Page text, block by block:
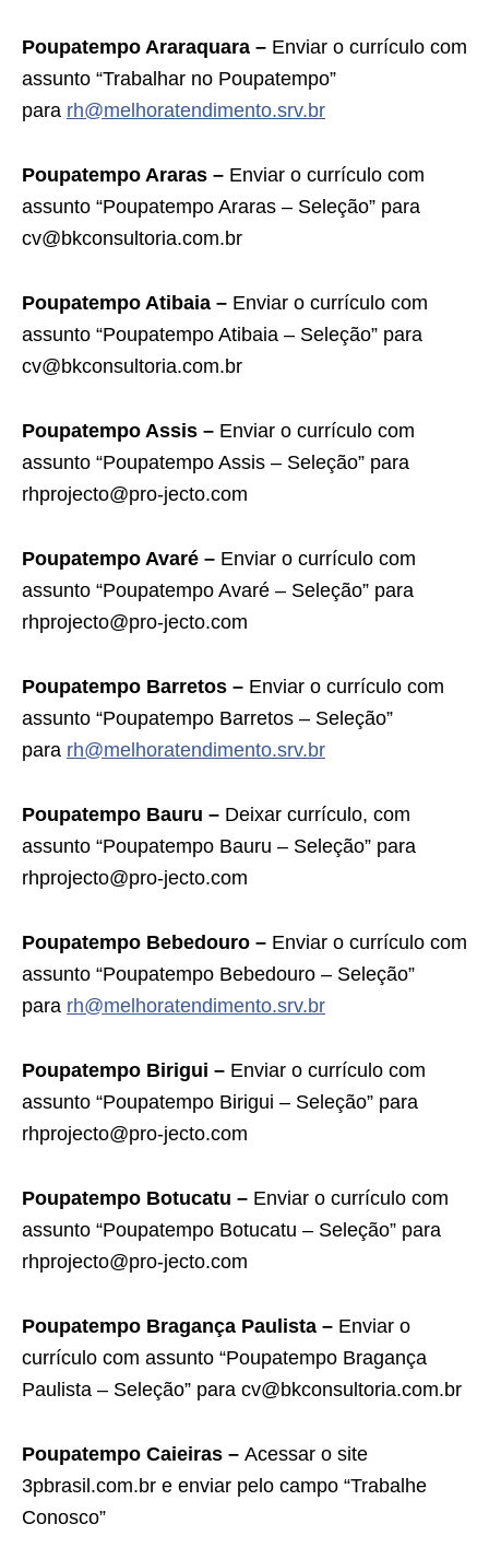
Poupatempo Araraquara – Enviar o currículo com
assunto “Trabalhar no Poupatempo”
para rh@melhoratendimento.srv.br
Poupatempo Araras – Enviar o currículo com
assunto “Poupatempo Araras – Seleção” para
cv@bkconsultoria.com.br
Poupatempo Atibaia – Enviar o currículo com
assunto “Poupatempo Atibaia – Seleção” para
cv@bkconsultoria.com.br
Poupatempo Assis – Enviar o currículo com
assunto “Poupatempo Assis – Seleção” para
rhprojecto@pro-jecto.com
Poupatempo Avaré – Enviar o currículo com
assunto “Poupatempo Avaré – Seleção” para
rhprojecto@pro-jecto.com
Poupatempo Barretos – Enviar o currículo com
assunto “Poupatempo Barretos – Seleção”
para rh@melhoratendimento.srv.br
Poupatempo Bauru – Deixar currículo, com
assunto “Poupatempo Bauru – Seleção” para
rhprojecto@pro-jecto.com
Poupatempo Bebedouro – Enviar o currículo com
assunto “Poupatempo Bebedouro – Seleção”
para rh@melhoratendimento.srv.br
Poupatempo Birigui – Enviar o currículo com
assunto “Poupatempo Birigui – Seleção” para
rhprojecto@pro-jecto.com
Poupatempo Botucatu – Enviar o currículo com
assunto “Poupatempo Botucatu – Seleção” para
rhprojecto@pro-jecto.com
Poupatempo Bragança Paulista – Enviar o
currículo com assunto “Poupatempo Bragança
Paulista – Seleção” para cv@bkconsultoria.com.br
Poupatempo Caieiras – Acessar o site
3pbrasil.com.br e enviar pelo campo “Trabalhe
Conosco”